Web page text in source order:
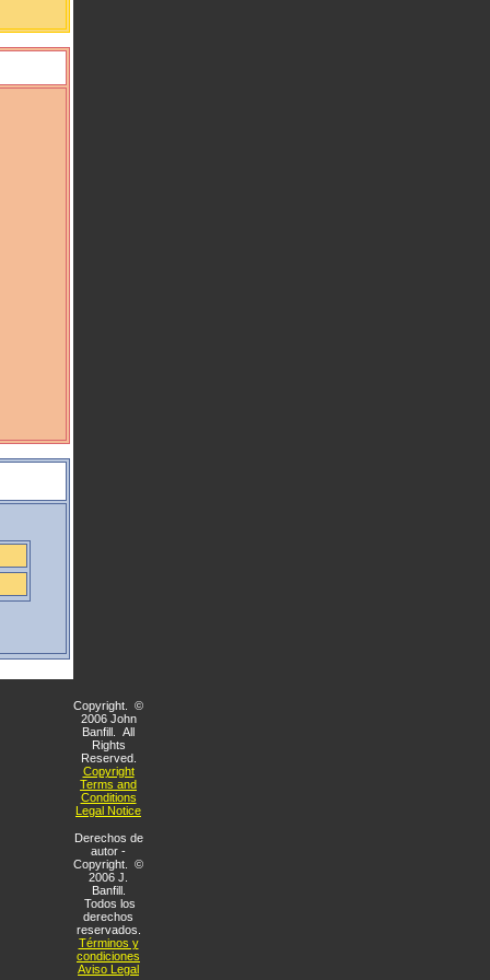
Copyright. ©
2006 John
Banfill. All
Rights
Reserved.
Copyright
Terms and
Conditions
Legal Notice
Derechos de
autor -
Copyright. ©
2006 J.
Banfill.
Todos los
derechos
reservados.
Términos y
condiciones
Aviso Legal